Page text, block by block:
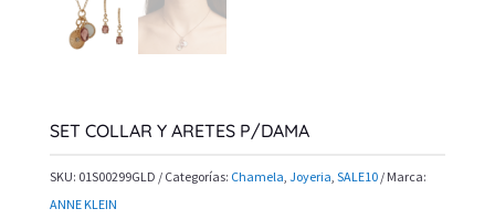
SET COLLAR Y ARETES P/DAMA
SKU: 01S00299GLD Categorías: Chamela, Joyeria, SALE10
Marca:
ANNE KLEIN